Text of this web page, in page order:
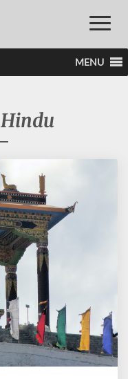
Toggle
MENU
Hindu